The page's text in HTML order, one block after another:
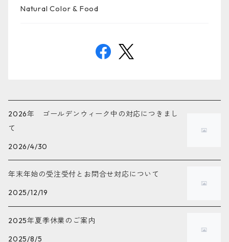
Natural Color & Food
2026年 ゴールデンウィーク中の対応につきまし
て
2026/4/30
年末年始の受注受付とお問合せ対応について
2025/12/19
2025年夏季休業のご案内
2025/8/5